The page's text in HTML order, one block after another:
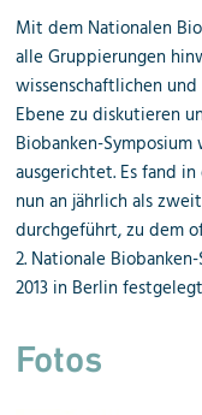
Mit dem Nationalen
alle Gruppierungen
wissenschaftlichen
Ebene zu diskutieren
Biobanken-
ausgerichtet. Es fand
nun an jährlich als
durchgeführt, zu dem
2. Nationale
2013 in Berlin
Fotos